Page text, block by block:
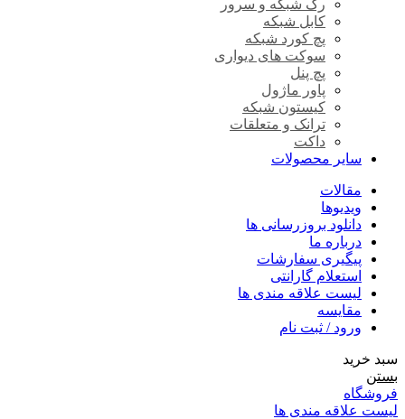
رک شبکه و سرور
کابل شبکه
پچ کورد شبکه
سوکت های دیواری
پچ پنل
پاور ماژول
کیستون شبکه
ترانک و متعلقات
داکت
سایر محصولات
مقالات
ویدیوها
دانلود بروزرسانی ها
درباره ما
پیگیری سفارشات
استعلام گارانتی
لیست علاقه مندی ها
مقایسه
ورود / ثبت نام
سبد خرید
بستن
فروشگاه
لیست علاقه مندی ها